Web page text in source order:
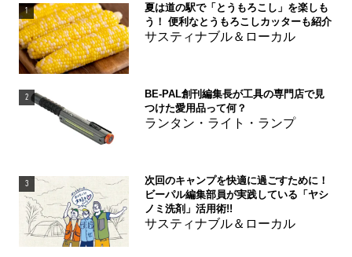
1
夏は道の駅で「とうもろこし」を楽しも
う！ 便利なとうもろこしカッターも紹介
サスティナブル＆ローカル
2
BE-PAL創刊編集長が工具の専門店で見
つけた愛用品って何？
ランタン・ライト・ランプ
3
次回のキャンプを快適に過ごすために！
ビーパル編集部員が実践している「ヤシ
ノミ洗剤」活用術!!
サスティナブル＆ローカル